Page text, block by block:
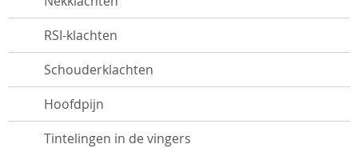
RSI-klachten
Schouderklachten
Hoofdpijn
Tintelingen in de vingers